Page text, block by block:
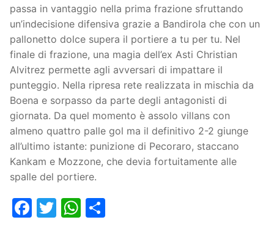
Pulcini
Primi calci
Esordienti
Juniores
Settore Giovanile
Sponsor
passa in vantaggio nella prima frazione sfruttando
un’indecisione difensiva grazie a Bandirola che con un
pallonetto dolce supera il portiere a tu per tu. Nel
finale di frazione, una magia dell’ex Asti Christian
Alvitrez permette agli avversari di impattare il
punteggio. Nella ripresa rete realizzata in mischia da
Boena e sorpasso da parte degli antagonisti di
giornata. Da quel momento è assolo villans con
almeno quattro palle gol ma il definitivo 2-2 giunge
all’ultimo istante: punizione di Pecoraro, staccano
Kankam e Mozzone, che devia fortuitamente alle
spalle del portiere.
Facebook
TwitterWhatsApp